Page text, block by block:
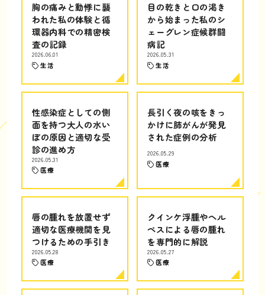
胸の痛みと動悸に襲
われた私の体験と循
環器内科での精密検
査の記録
2026.06.01
生活
目の乾きと口の渇き
から始まった私のシ
ェーグレン症候群闘
病記
2026.05.31
生活
性感染症としての側
面を持つ大人の水い
ぼの原因と適切な受
診の進め方
2026.05.31
医療
長引く夜の咳をきっ
かけに肺がんが発見
された症例の分析
2026.05.29
医療
唇の腫れを放置せず
適切な医療機関を見
つけるための手引き
2026.05.28
医療
クインケ浮腫やヘル
ペスによる唇の腫れ
を専門的に解説
2026.05.27
医療